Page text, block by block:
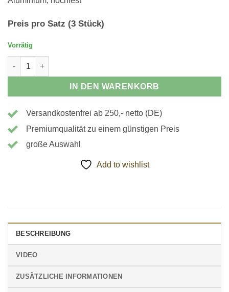
Preis pro Satz (3 Stück)
Vorrätig
104252 - Weiche Spannbacken - 50x80x145mm, angeschrägt
IN DEN WARENKORB
Versandkostenfrei ab 250,- netto (DE)
Premiumqualität zu einem günstigen Preis
große Auswahl
Add to wishlist
BESCHREIBUNG
VIDEO
ZUSÄTZLICHE INFORMATIONEN